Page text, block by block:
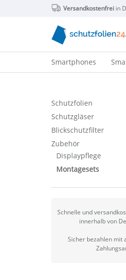
Versandkostenfreiin
Smartphones
Schutzfolien
Schutzgläser
Blickschutzfilter
Zubehör
Displaypflege
Montagesets
Schnelle und
innerhalb von
Sicher bezahlen mit